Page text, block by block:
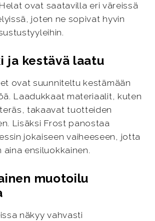
ovat saatavilla eri väreissä
joten ne sopivat hyvin
ja kestävä laatu
ovat suunniteltu kestämään
Laadukkaat materiaalit, kuten
takaavat tuotteiden
Lisäksi Frost panostaa
jokaiseen vaiheeseen, jotta
ensiluokkainen.
muotoilu
näkyy vahvasti